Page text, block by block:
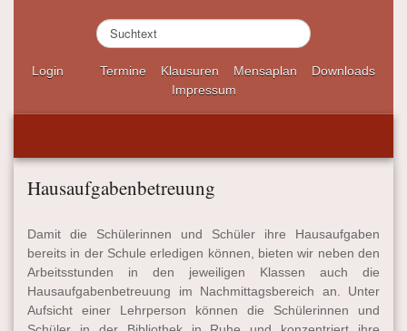
S
u
c
n
.
Login Termine Klausuren Mensaplan
Downloads
Impressum
Hausaufgabenbetreuung
Damit die Schülerinnen und Schüler ihre Hausaufgaben
bereits in der Schule erledigen können, bieten wir neben den
Arbeitsstunden in den jeweiligen Klassen auch die
Hausaufgabenbetreuung im Nachmittagsbereich an. Unter
Aufsicht einer Lehrperson können die Schülerinnen und